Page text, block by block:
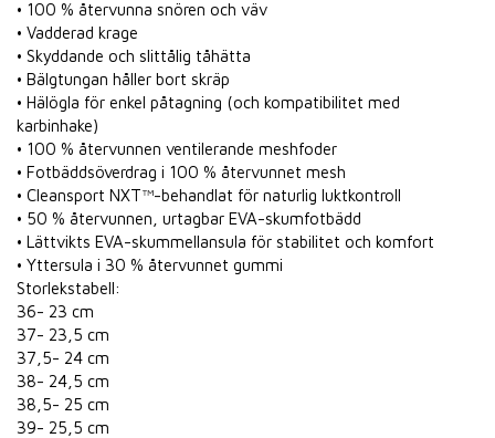
• 100 % återvunna snören och väv
• Vadderad krage
• Skyddande och slittålig tåhätta
• Bälgtungan håller bort skräp
• Hälögla för enkel påtagning (och kompatibilitet med
karbinhake)
• 100 % återvunnen ventilerande meshfoder
• Fotbäddsöverdrag i 100 % återvunnet mesh
• Cleansport NXT™-behandlat för naturlig luktkontroll
• 50 % återvunnen, urtagbar EVA-skumfotbädd
• Lättvikts EVA-skummellansula för stabilitet och komfort
• Yttersula i 30 % återvunnet gummi
Storlekstabell:
36- 23 cm
37- 23,5 cm
37,5- 24 cm
38- 24,5 cm
38,5- 25 cm
39- 25,5 cm